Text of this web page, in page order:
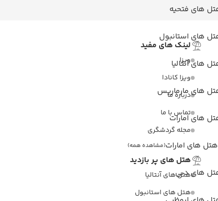
های فتحیه
های استانبول
های آنتالیا
های مارماریس
های امارات
هتل های امارات(مشاهده همه)
های دبی
لینک های مفید
ویزا
ویزا کانادا
درباره ما
تماس با ما
مجله گردشگری
هتل های پر بازدید
هتل های آنتالیا
هتل های استانبول